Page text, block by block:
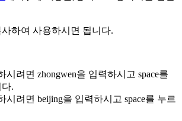
하여 사용하시면 됩니다.
시려면 zhongwen을 입력하시고 space를
.
시려면 beijing을 입력하시고 space를 누르